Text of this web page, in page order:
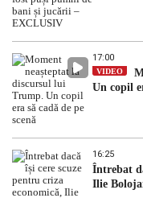
17:00
VIDEO
Un copil
16:25
Întrebat
Ilie